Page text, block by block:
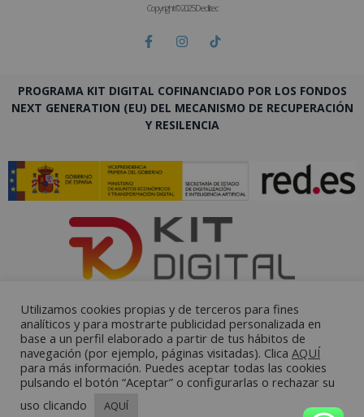
Copyright © 2025 Deditec
PROGRAMA KIT DIGITAL COFINANCIADO POR LOS FONDOS
NEXT GENERATION (EU) DEL MECANISMO DE RECUPERACIÓN
Y RESILENCIA
Utilizamos cookies propias y de terceros para fines
analíticos y para mostrarte publicidad personalizada en
base a un perfil elaborado a partir de tus hábitos de
navegación (por ejemplo, páginas visitadas). Clica AQUÍ
para más información. Puedes aceptar todas las cookies
pulsando el botón “Aceptar” o configurarlas o rechazar su
uso clicando
AQUÍ